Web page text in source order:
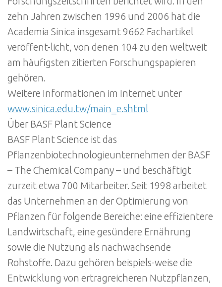
zehn Jahren zwischen 1996 und 2006 hat die
Academia Sinica insgesamt 9662 Fachartikel
veröffent-licht, von denen 104 zu den weltweit
am häufigsten zitierten Forschungspapieren
gehören.
Weitere Informationen im Internet unter
www.sinica.edu.tw/main_e.shtml
Über BASF Plant Science
BASF Plant Science ist das
Pflanzenbiotechnologieunternehmen der BASF
– The Chemical Company – und beschäftigt
zurzeit etwa 700 Mitarbeiter. Seit 1998 arbeitet
das Unternehmen an der Optimierung von
Pflanzen für folgende Bereiche: eine effizientere
Landwirtschaft, eine gesündere Ernährung
sowie die Nutzung als nachwachsende
Rohstoffe. Dazu gehören beispiels-weise die
Entwicklung von ertragreicheren Nutzpflanzen,